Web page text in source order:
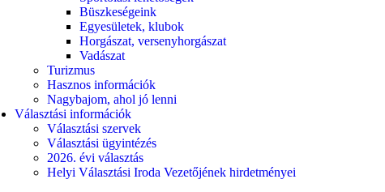
Büszkeségeink
Egyesületek, klubok
Horgászat, versenyhorgászat
Vadászat
Turizmus
Hasznos információk
Nagybajom, ahol jó lenni
Választási információk
Választási szervek
Választási ügyintézés
2026. évi választás
Helyi Választási Iroda Vezetőjének hirdetményei